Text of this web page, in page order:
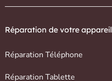
Réparation de votre appareil
Réparation Téléphone
Réparation Tablette